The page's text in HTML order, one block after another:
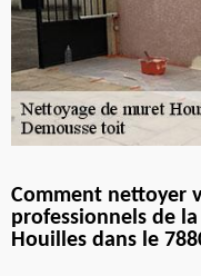
Comment nettoyer
professionnels de
Houilles dans le